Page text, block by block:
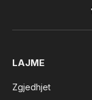
LAJME
Zgjedhjet